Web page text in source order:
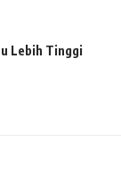
Lebih Tinggi